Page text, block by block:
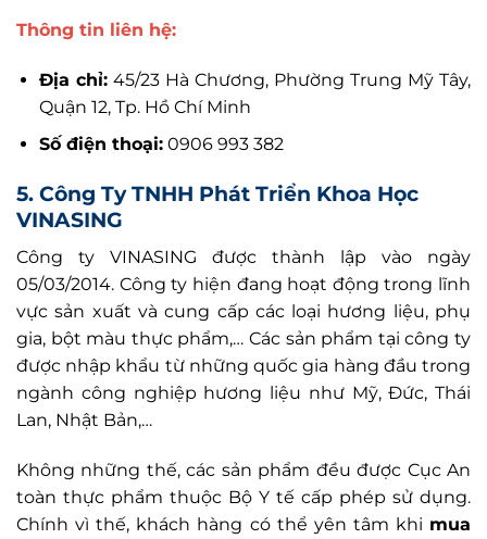
Thông tin liên hệ:
Địa chỉ:45/23 Hà Chương, Phường Trung Mỹ Tây,
Quận 12, Tp. Hồ Chí Minh
Số điện thoại:0906 993 382
5. Công Ty TNHH Phát Triển Khoa Học
VINASING
Công ty VINASING được thành lập vào ngày
05/03/2014. Công ty hiện đang hoạt động trong lĩnh
vực sản xuất và cung cấp các loại hương liệu, phụ
gia, bột màu thực phẩm,… Các sản phẩm tại công ty
được nhập khẩu từ những quốc gia hàng đầu trong
ngành công nghiệp hương liệu như Mỹ, Đức, Thái
Lan, Nhật Bản,…
Không những thế, các sản phẩm đều được Cục An
toàn thực phẩm thuộc Bộ Y tế cấp phép sử dụng.
Chính vì thế, khách hàng có thể yên tâm khi mua